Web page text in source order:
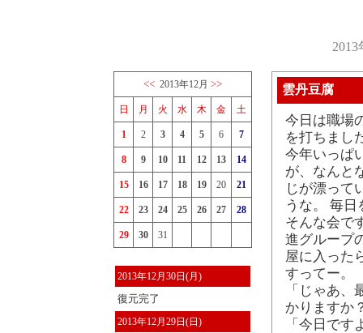
<< 2013年12月 >>
日 月 火 水 木 金 土
1 2 3 4 5 6 7
8 9 10 11 12 13 14
15 16 17 18 19 20 21
22 23 24 25 26 27 28
29 30 31
2013年12月30日(月)
復元完了
2013年12月29日(日)
雲丹豆腐
今日は職場
を打ちまし
今年いっぱ
が、なんと
じが漂って
うな。 毎
そんな会で
進グループ
屋に入った
すってー。
「じゃあ
かりますか
「今日で